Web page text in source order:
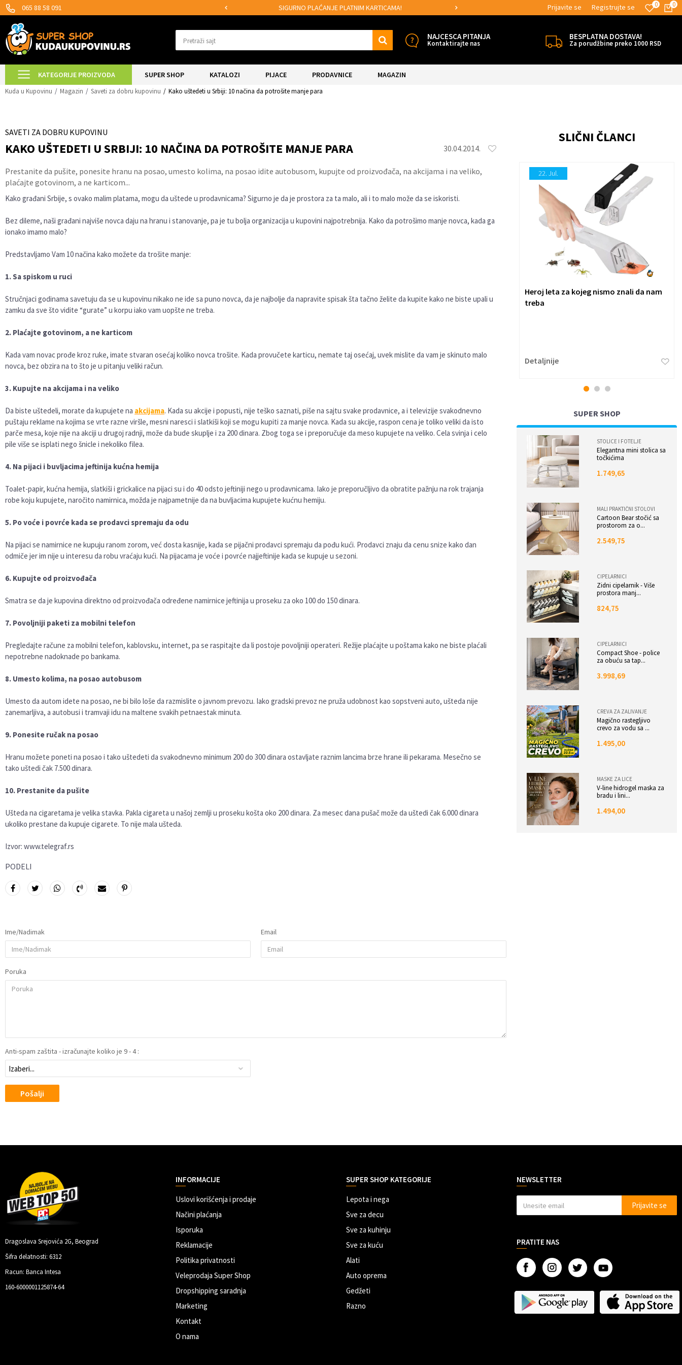
065 88 58 091MOGUĆNOST ISPORUKE ZA 24H! SIGURNO PLAĆANJE PLATNIM KARTICAMA! MOGUĆNOST BESPLATNE ISPORUKE! 0
0
Prijavite se Registrujte se
Pretraži sajt NAJCESCA PITANJA
Kontaktirajte nas
BESPLATNA DOSTAVA!
Za porudžbine preko 1000 RSD
KATEGORIJE PROIZVODA SUPER SHOP KATALOZI PIJACE PRODAVNICE MAGAZIN
Kuda u Kupovinu Magazin Saveti za dobru kupovinu Kako uštedeti u Srbiji: 10 načina da potrošite manje para
SAVETI ZA DOBRU KUPOVINU
30.04.2014.
KAKO UŠTEDETI U SRBIJI: 10 NAČINA DA POTROŠITE MANJE PARA
Prestanite da pušite, ponesite hranu na posao, umesto kolima, na posao idite autobusom, kupujte od proizvođača, na akcijama i na veliko,
plaćajte gotovinom, a ne karticom...
Kako građani Srbije, s ovako malim platama, mogu da uštede u prodavnicama? Sigurno je da je prostora za ta malo, ali i to malo može da se iskoristi.
Bez dileme, naši građani najviše novca daju na hranu i stanovanje, pa je tu bolja organizacija u kupovini najpotrebnija. Kako da potrošimo manje novca, kada ga
ionako imamo malo?
Predstavljamo Vam 10 načina kako možete da trošite manje:
1. Sa spiskom u ruci
Stručnjaci godinama savetuju da se u kupovinu nikako ne ide sa puno novca, da je najbolje da napravite spisak šta tačno želite da kupite kako ne biste upali u
zamku da sve što vidite “gurate” u korpu iako vam uopšte ne treba.
2. Plaćajte gotovinom, a ne karticom
Kada vam novac prođe kroz ruke, imate stvaran osećaj koliko novca trošite. Kada provučete karticu, nemate taj osećaj, uvek mislite da vam je skinuto malo
novca, bez obzira na to što je u pitanju veliki račun.
3. Kupujte na akcijama i na veliko
Da biste uštedeli, morate da kupujete na akcijama. Kada su akcije i popusti, nije teško saznati, piše na sajtu svake prodavnice, a i televizije svakodnevno
puštaju reklame na kojima se vrte razne viršle, mesni naresci i slatkiši koji se mogu kupiti za manje novca. Kada su akcije, raspon cena je toliko veliki da isto
parče mesa, koje nije na akciji u drugoj radnji, može da bude skuplje i za 200 dinara. Zbog toga se i preporučuje da meso kupujete na veliko. Cela svinja i celo
pile više se isplati nego šnicle i nekoliko filea.
4. Na pijaci i buvljacima jeftinija kućna hemija
Toalet-papir, kućna hemija, slatkiši i grickalice na pijaci su i do 40 odsto jeftiniji nego u prodavnicama. Iako je preporučljivo da obratite pažnju na rok trajanja
robe koju kupujete, naročito namirnica, možda je najpametnije da na buvljacima kupujete kućnu hemiju.
5. Po voće i povrće kada se prodavci spremaju da odu
Na pijaci se namirnice ne kupuju ranom zorom, već dosta kasnije, kada se pijačni prodavci spremaju da pođu kući. Prodavci znaju da cenu snize kako dan
odmiče jer im nije u interesu da robu vraćaju kući. Na pijacama je voće i povrće najjeftinije kada se kupuje u sezoni.
6. Kupujte od proizvođača
Smatra se da je kupovina direktno od proizvođača određene namirnice jeftinija u proseku za oko 100 do 150 dinara.
7. Povoljniji paketi za mobilni telefon
Pregledajte račune za mobilni telefon, kablovsku, internet, pa se raspitajte da li postoje povoljniji operateri. Režije plaćajte u poštama kako ne biste plaćali
nepotrebne nadoknade po bankama.
8. Umesto kolima, na posao autobusom
Umesto da autom idete na posao, ne bi bilo loše da razmislite o javnom prevozu. Iako gradski prevoz ne pruža udobnost kao sopstveni auto, ušteda nije
zanemarljiva, a autobusi i tramvaji idu na maltene svakih petnaestak minuta.
9. Ponesite ručak na posao
Hranu možete poneti na posao i tako uštedeti da svakodnevno minimum 200 do 300 dinara ostavljate raznim lancima brze hrane ili pekarama. Mesečno se
tako uštedi čak 7.500 dinara.
10. Prestanite da pušite
Ušteda na cigaretama je velika stavka. Pakla cigareta u našoj zemlji u proseku košta oko 200 dinara. Za mesec dana pušač može da uštedi čak 6.000 dinara
ukoliko prestane da kupuje cigarete. To nije mala ušteda.
Izvor: www.telegraf.rs
PODELI
Ime/Nadimak Email
Poruka
Anti-spam zaštita - izračunajte koliko je 9 - 4 :
Pošalji
SLIČNI ČLANCI
14.Sep.
Detaljnije
22. Jul.
Heroj leta za kojeg nismo znali da nam
treba
Detaljnije
1 2 3
SUPER SHOP
STOLICE I FOTELJE
Elegantna mini stolica sa
točkićima
1.749,65
MALI PRAKTIČNI STOLOVI
Cartoon Bear stočić sa
prostorom za o...
2.549,75
CIPELARNICI
Zidni cipelarnik - Više
prostora manj...
824,75
CIPELARNICI
Compact Shoe - police
za obuću sa tap...
3.998,69
CREVA ZA ZALIVANJE
Magično rastegljivo
crevo za vodu sa ...
1.495,00
MASKE ZA LICE
V-line hidrogel maska za
bradu i lini...
1.494,00
Dragoslava Srejovića 2G, Beograd
Šifra delatnosti: 6312
Racun: Banca Intesa
160-6000001125874-64
INFORMACIJE
Uslovi korišćenja i prodaje
Načini plaćanja
Isporuka
Reklamacije
Politika privatnosti
Veleprodaja Super Shop
Dropshipping saradnja
Marketing
Kontakt
O nama
SUPER SHOP KATEGORIJE
Lepota i nega
Sve za decu
Sve za kuhinju
Sve za kuću
Alati
Auto oprema
Gedžeti
Razno
NEWSLETTER
Prijavite se
PRATITE NAS